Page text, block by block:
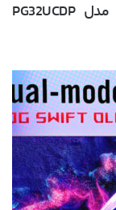
پر از خبرهای هیجان‌انگیز زیادی مثل مدل PG32UCDP